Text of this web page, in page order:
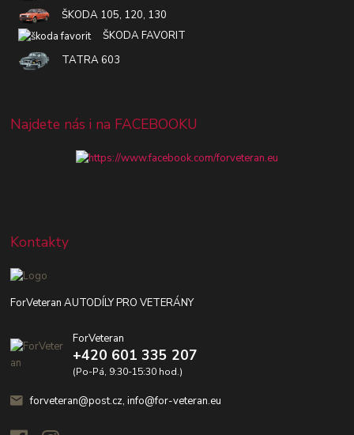
ŠKODA 105, 120, 130
ŠKODA FAVORIT
TATRA 603
Najdete nás i na FACEBOOKU
Kontakty
ForVeteran AUTODÍLY PRO VETERÁNY
ForVeteran
+420 601 335 207
(Po-Pá, 9:30-15:30 hod.)
forveteran@post.cz, info@for-veteran.eu